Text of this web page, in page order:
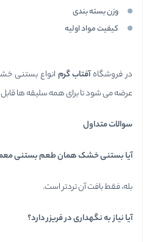
وزن بسته بندی
کیفیت مواد اولیه
در فروشگاهآفتاب گرم انواع بستنی
عرضه می شود تا برای همه سلیقه ها قابل
سوالات متداول
آیا بستنی خشک همان طعم بستنی
بله، فقط بافت آن تردتر است.
آیا نیاز به نگهداری در فریزر دارد؟